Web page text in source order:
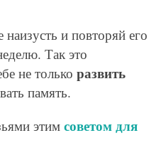
и повторяй его
Так это
не только развить
память.
этим советом для